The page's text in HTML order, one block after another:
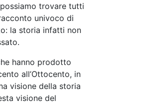
trovare tutti
univoco di
la storia infatti non
hanno prodotto
all’Ottocento, in
visione della storia
visione del